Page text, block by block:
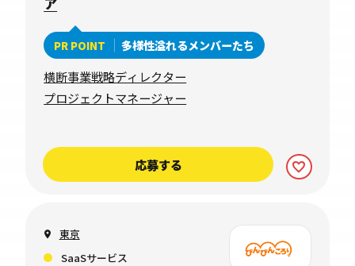
PR POINT 多様性溢れるメンバーたち
横断事業戦略ディレクター
プロジェクトマネージャー
応募する
東京
SaaSサービス